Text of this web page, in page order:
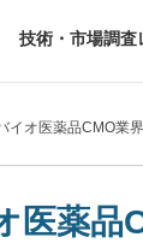
技術・市場調査
イオ医薬品CMO
医薬品